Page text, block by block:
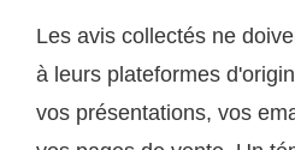
Les avis collectés ne
à leurs plateformes
vos présentations, vos